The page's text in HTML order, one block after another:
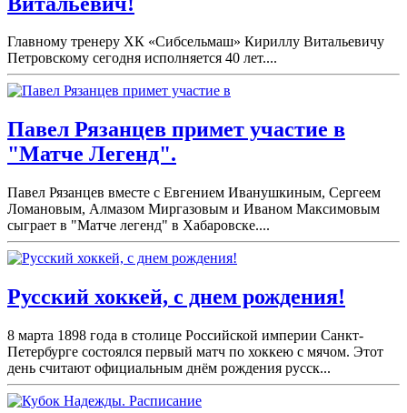
Главному тренеру ХК «Сибсельмаш» Кириллу Витальевичу
Петровскому сегодня исполняется 40 лет....
Павел Рязанцев примет участие в
"Матче Легенд".
Павел Рязанцев вместе с Евгением Иванушкиным, Сергеем
Ломановым, Алмазом Миргазовым и Иваном Максимовым
сыграет в "Матче легенд" в Хабаровске....
Русский хоккей, с днем рождения!
8 марта 1898 года в столице Российской империи Санкт-
Петербурге состоялся первый матч по хоккею с мячом. Этот
день считают официальным днём рождения русск...